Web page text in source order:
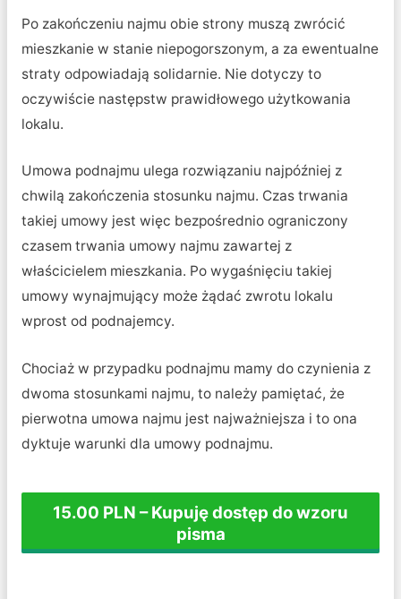
Po zakończeniu najmu obie strony muszą zwrócić
mieszkanie w stanie niepogorszonym, a za ewentualne
straty odpowiadają solidarnie. Nie dotyczy to
oczywiście następstw prawidłowego użytkowania
lokalu.
Umowa podnajmu ulega rozwiązaniu najpóźniej z
chwilą zakończenia stosunku najmu. Czas trwania
takiej umowy jest więc bezpośrednio ograniczony
czasem trwania umowy najmu zawartej z
właścicielem mieszkania. Po wygaśnięciu takiej
umowy wynajmujący może żądać zwrotu lokalu
wprost od podnajemcy.
Chociaż w przypadku podnajmu mamy do czynienia z
dwoma stosunkami najmu, to należy pamiętać, że
pierwotna umowa najmu jest najważniejsza i to ona
dyktuje warunki dla umowy podnajmu.
15.00 PLN – Kupuję dostęp do wzoru
pisma